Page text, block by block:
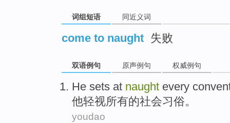
词组短语 同近义词
come to naught 失败
双语例句 原声例句 权威例句
He sets at naught every
他轻视所有的社会习俗。
youdao